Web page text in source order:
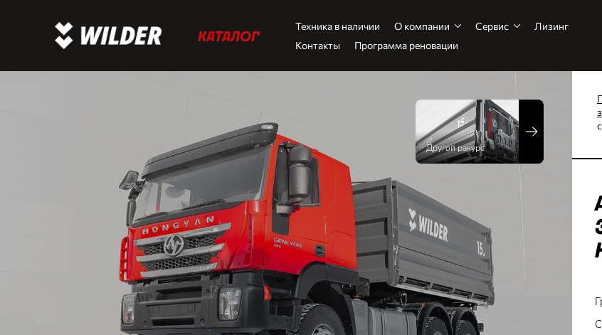
КАТАЛОГ
Техника в наличии О компании Сервис
Лизинг
Контакты
Программа реновации
Другой ракурс